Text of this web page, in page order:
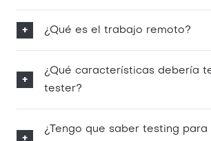
¿Qué es el trabajo remoto?
¿Qué características debería
tester?
¿Tengo que saber testing